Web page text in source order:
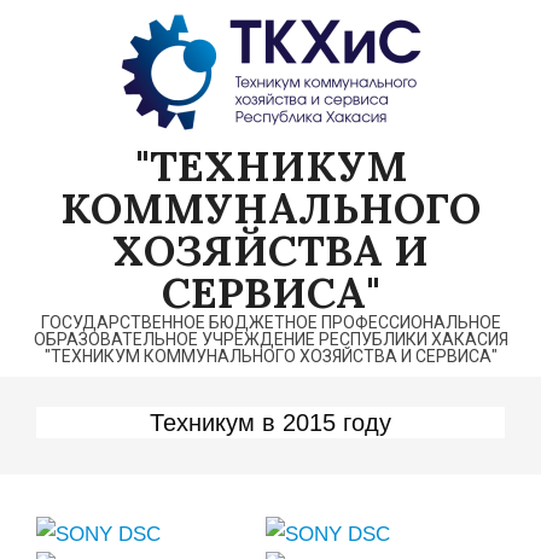
"ТЕХНИКУМ
КОММУНАЛЬНОГО
ХОЗЯЙСТВА И
СЕРВИСА"
ГОСУДАРСТВЕННОЕ БЮДЖЕТНОЕ ПРОФЕССИОНАЛЬНОЕ
ОБРАЗОВАТЕЛЬНОЕ УЧРЕЖДЕНИЕ РЕСПУБЛИКИ ХАКАСИЯ
"ТЕХНИКУМ КОММУНАЛЬНОГО ХОЗЯЙСТВА И СЕРВИСА"
Техникум в 2015 году